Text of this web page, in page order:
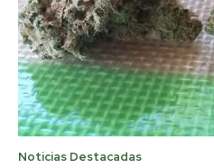
Noticias Destacadas